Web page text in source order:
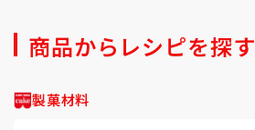
商品からレシピを探す
製菓材料